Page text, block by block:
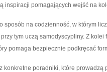
inspiracji pomagających wejść na
sposób na codzienność, w którym
tym uczą samodyscypliny. Z
pomaga bezpiecznie podkręcać
konkretne poradniki, które prowadzą